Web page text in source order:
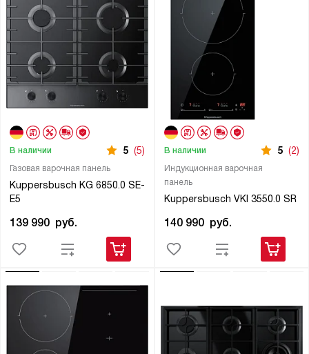
Газовая варочная панель
Kuppersbusch KG 6850.0 SE-
E5
В наличии 5 (5)
139 990 руб.
Индукционная варочная
панель
Kuppersbusch VKI 3550.0 SR
В наличии 5 (2)
140 990 руб.